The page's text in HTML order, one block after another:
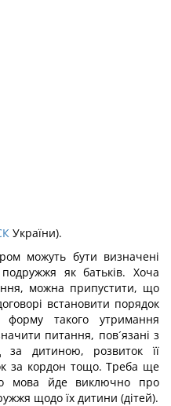
України).
можуть бути визначені
як батьків. Хоча
можна припустити, що
встановити порядок
форму такого утримання
питання, пов´язані з
за дитиною, розвиток її
за кордон тощо. Треба ще
мова йде виключно про
щодо їх дитини (дітей).